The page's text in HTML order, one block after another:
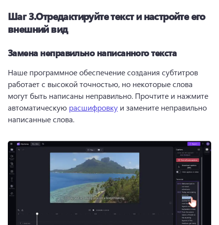
Шаг 3.Отредактируйте текст и настройте его
внешний вид
Замена неправильно написанного текста
Наше программное обеспечение создания субтитров
работает с высокой точностью, но некоторые слова
могут быть написаны неправильно. Прочтите и нажмите
автоматическую расшифровку и замените неправильно
написанные слова.